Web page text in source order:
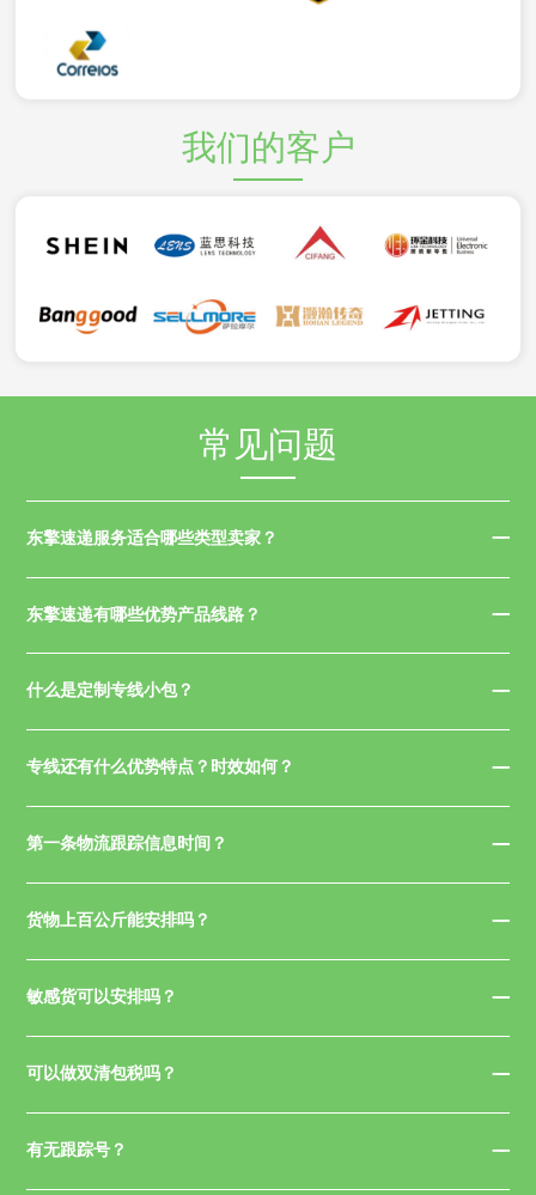
我们的客户
常见问题
东擎速递服务适合哪些类型卖家？
东擎速递有哪些优势产品线路？
什么是定制专线小包？
专线还有什么优势特点？时效如何？
第一条物流跟踪信息时间？
货物上百公斤能安排吗？
敏感货可以安排吗？
可以做双清包税吗？
有无跟踪号？